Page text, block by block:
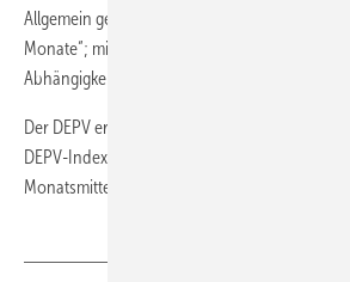
Allgemein gelten Mai, Juni, Juli und August als
Monate“; mit dem Start der Heizsaison ziehen
Abhängigkeit der Nachfrage und des
Der DEPV erhebt seit 2011 über das Deutsche
DEPV-Index für den Preis von Holzpellets. Der
Monatsmitte veröffentlicht. ■